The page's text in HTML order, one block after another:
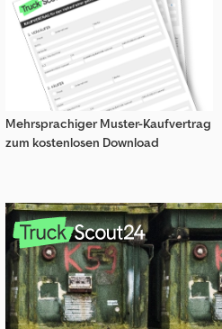
Mehrsprachiger Muster-Kaufvertrag
zum kostenlosen Download